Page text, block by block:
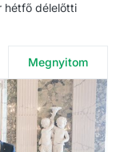
hétfő délelőtti
Megnyitom